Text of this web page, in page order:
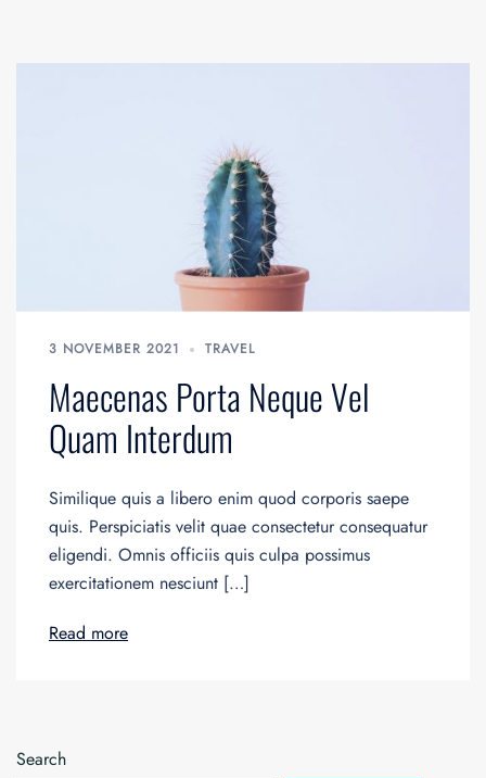
3 NOVEMBER 2021 TRAVEL
Maecenas Porta Neque Vel
Quam Interdum
Similique quis a libero enim quod corporis saepe
quis. Perspiciatis velit quae consectetur consequatur
eligendi. Omnis officiis quis culpa possimus
exercitationem nesciunt […]
Read more
Search